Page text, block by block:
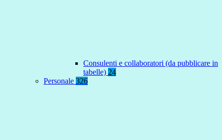
Consulenti e collaboratori (da pubblicare in
tabelle) 24
Personale 326